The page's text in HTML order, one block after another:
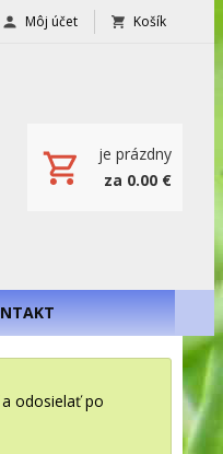
Môj účet Košík
je prázdny
za 0.00 €
odosielať po